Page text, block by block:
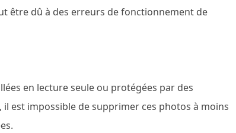
être dû à des erreurs de fonctionnement de
en lecture seule ou protégées par des
est impossible de supprimer ces photos à moins